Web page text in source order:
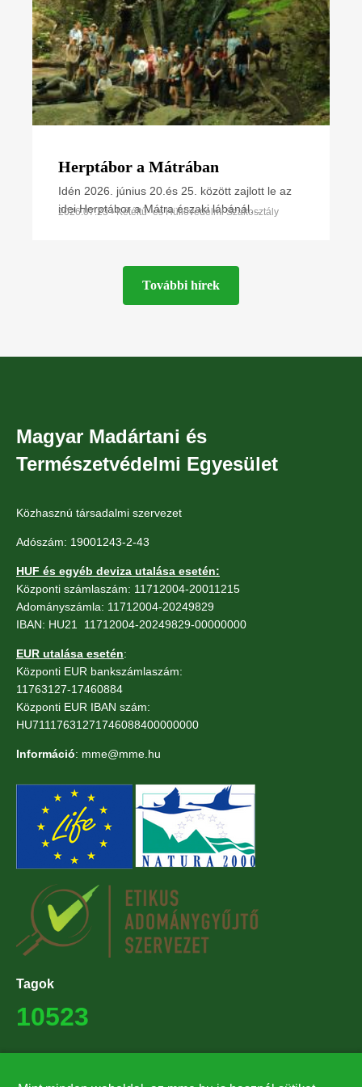
Herptábor a Mátrában
Idén 2026. június 20.és 25. között zajlott le az
idei Herptábor a Mátra északi lábánál
2026.07.23 • Kétéltű- és Hüllővédelmi Szakosztály
További hírek
Magyar Madártani és
Természetvédelmi Egyesület
Közhasznú társadalmi szervezet
Adószám: 19001243-2-43
HUF és egyéb deviza utalása esetén:
Központi számlaszám: 11712004-20011215
Adományszámla: 11712004-20249829
IBAN: HU21 11712004-20249829-00000000
EUR utalása esetén:
Központi EUR bankszámlaszám:
11763127-17460884
Központi EUR IBAN szám:
HU71117631271746088400000000
Információ: mme@mme.hu
Tagok
10523